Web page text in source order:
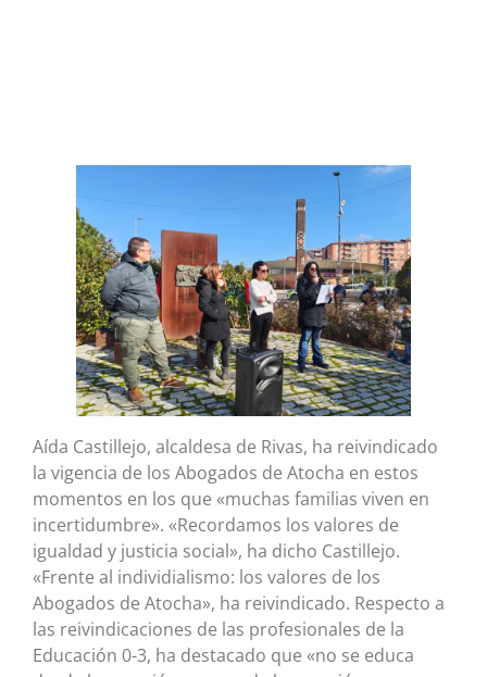
Aída Castillejo, alcaldesa de Rivas, ha reivindicado
la vigencia de los Abogados de Atocha en estos
momentos en los que «muchas familias viven en
incertidumbre». «Recordamos los valores de
igualdad y justicia social», ha dicho Castillejo.
«Frente al individialismo: los valores de los
Abogados de Atocha», ha reivindicado. Respecto a
las reivindicaciones de las profesionales de la
Educación 0-3, ha destacado que «no se educa